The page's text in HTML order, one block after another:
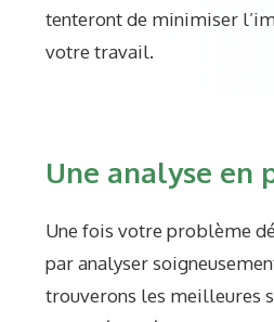
tenteront de minimiser
votre travail.
Une analyse en
Une fois votre problème
par analyser
trouverons les meilleures